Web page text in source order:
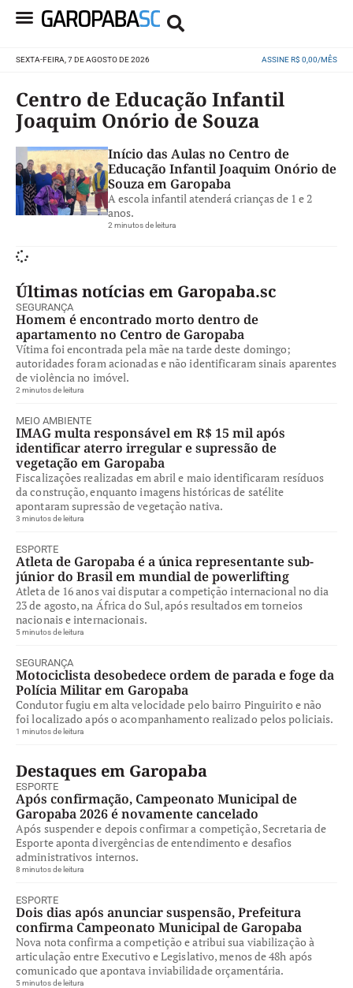
SEXTA-FEIRA, 7 DE AGOSTO DE 2026 ASSINE R$ 0,00/MÊS
Centro de Educação Infantil
Joaquim Onório de Souza
Início das Aulas no Centro de
Educação Infantil Joaquim Onório de
Souza em Garopaba
A escola infantil atenderá crianças de 1 e 2
anos.
2 minutos de leitura
Últimas notícias em Garopaba.sc
SEGURANÇA
Homem é encontrado morto dentro de
apartamento no Centro de Garopaba
Vítima foi encontrada pela mãe na tarde deste domingo;
autoridades foram acionadas e não identificaram sinais aparentes
de violência no imóvel.
2 minutos de leitura
MEIO AMBIENTE
IMAG multa responsável em R$ 15 mil após
identificar aterro irregular e supressão de
vegetação em Garopaba
Fiscalizações realizadas em abril e maio identificaram resíduos
da construção, enquanto imagens históricas de satélite
apontaram supressão de vegetação nativa.
3 minutos de leitura
ESPORTE
Atleta de Garopaba é a única representante sub-
júnior do Brasil em mundial de powerlifting
Atleta de 16 anos vai disputar a competição internacional no dia
23 de agosto, na África do Sul, após resultados em torneios
nacionais e internacionais.
5 minutos de leitura
SEGURANÇA
Motociclista desobedece ordem de parada e foge da
Polícia Militar em Garopaba
Condutor fugiu em alta velocidade pelo bairro Pinguirito e não
foi localizado após o acompanhamento realizado pelos policiais.
1 minutos de leitura
Destaques em Garopaba
ESPORTE
Após confirmação, Campeonato Municipal de
Garopaba 2026 é novamente cancelado
Após suspender e depois confirmar a competição, Secretaria de
Esporte aponta divergências de entendimento e desafios
administrativos internos.
8 minutos de leitura
ESPORTE
Dois dias após anunciar suspensão, Prefeitura
confirma Campeonato Municipal de Garopaba
Nova nota confirma a competição e atribui sua viabilização à
articulação entre Executivo e Legislativo, menos de 48h após
comunicado que apontava inviabilidade orçamentária.
5 minutos de leitura